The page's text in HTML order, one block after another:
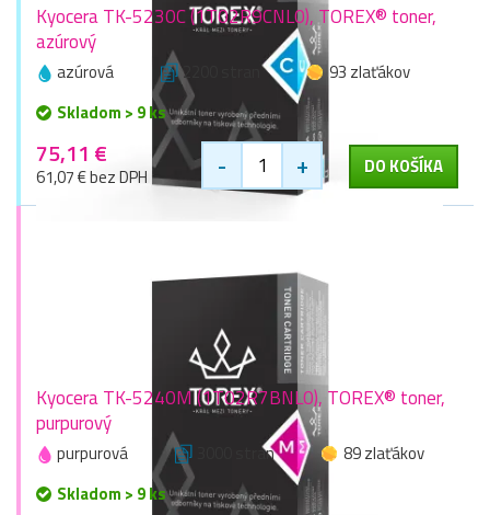
Kyocera TK-5230C (1T02R9CNL0), TOREX® toner,
azúrový
azúrová 2200 stran
93 zlaťákov
Skladom > 9 ks
75,11 €
61,07 € bez DPH - + DO KOŠÍKA
Kyocera TK-5240M (1T02R7BNL0), TOREX® toner,
purpurový
purpurová 3000 stran
89 zlaťákov
Skladom > 9 ks